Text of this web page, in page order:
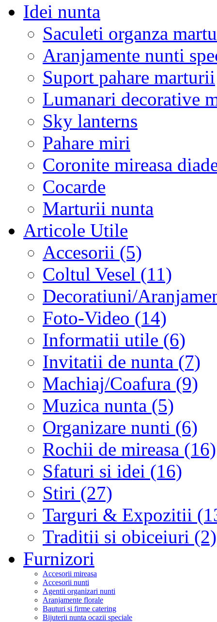
Idei nunta
Saculeti organza
Aranjamente nunti
Suport pahare marturii
Lumanari decorative
Sky lanterns
Pahare miri
Coronite mireasa
Cocarde
Marturii nunta
Articole Utile
Accesorii (5)
Coltul Vesel (11)
Decoratiuni/
Foto-Video (14)
Informatii utile (6)
Invitatii de nunta (7)
Machiaj/Coafura (9)
Muzica nunta (5)
Organizare nunti (6)
Rochii de mireasa (16)
Sfaturi si idei (16)
Stiri (27)
Targuri & Expozitii
Traditii si obiceiuri (2)
Furnizori
Accesorii mireasa
Accesorii nunti
Agentii organizari nunti
Aranjamente florale
Bauturi si firme catering
Bijuterii nunta ocazii speciale